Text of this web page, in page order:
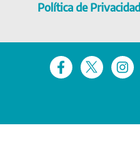
Política de Privacidad